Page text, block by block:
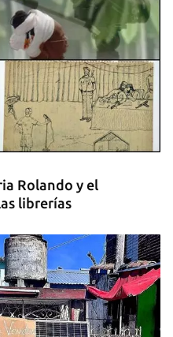
Rolando y el
librerías